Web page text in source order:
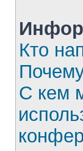
Кто
С кем